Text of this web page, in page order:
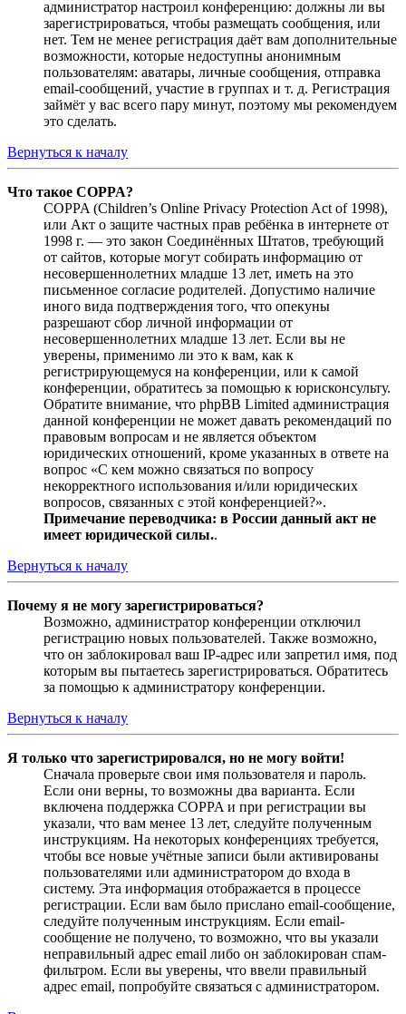
администратор настроил конференцию: должны ли вы
зарегистрироваться, чтобы размещать сообщения, или
нет. Тем не менее регистрация даёт вам дополнительные
возможности, которые недоступны анонимным
пользователям: аватары, личные сообщения, отправка
email-сообщений, участие в группах и т. д. Регистрация
займёт у вас всего пару минут, поэтому мы рекомендуем
это сделать.
Вернуться к началу
Что такое COPPA?
COPPA (Children’s Online Privacy Protection Act of 1998),
или Акт о защите частных прав ребёнка в интернете от
1998 г. — это закон Соединённых Штатов, требующий
от сайтов, которые могут собирать информацию от
несовершеннолетних младше 13 лет, иметь на это
письменное согласие родителей. Допустимо наличие
иного вида подтверждения того, что опекуны
разрешают сбор личной информации от
несовершеннолетних младше 13 лет. Если вы не
уверены, применимо ли это к вам, как к
регистрирующемуся на конференции, или к самой
конференции, обратитесь за помощью к юрисконсульту.
Обратите внимание, что phpBB Limited администрация
данной конференции не может давать рекомендаций по
правовым вопросам и не является объектом
юридических отношений, кроме указанных в ответе на
вопрос «С кем можно связаться по вопросу
некорректного использования и/или юридических
вопросов, связанных с этой конференцией?».
Примечание переводчика: в России данный акт не
имеет юридической силы..
Вернуться к началу
Почему я не могу зарегистрироваться?
Возможно, администратор конференции отключил
регистрацию новых пользователей. Также возможно,
что он заблокировал ваш IP-адрес или запретил имя, под
которым вы пытаетесь зарегистрироваться. Обратитесь
за помощью к администратору конференции.
Вернуться к началу
Я только что зарегистрировался, но не могу войти!
Сначала проверьте свои имя пользователя и пароль.
Если они верны, то возможны два варианта. Если
включена поддержка COPPA и при регистрации вы
указали, что вам менее 13 лет, следуйте полученным
инструкциям. На некоторых конференциях требуется,
чтобы все новые учётные записи были активированы
пользователями или администратором до входа в
систему. Эта информация отображается в процессе
регистрации. Если вам было прислано email-сообщение,
следуйте полученным инструкциям. Если email-
сообщение не получено, то возможно, что вы указали
неправильный адрес email либо он заблокирован спам-
фильтром. Если вы уверены, что ввели правильный
адрес email, попробуйте связаться с администратором.